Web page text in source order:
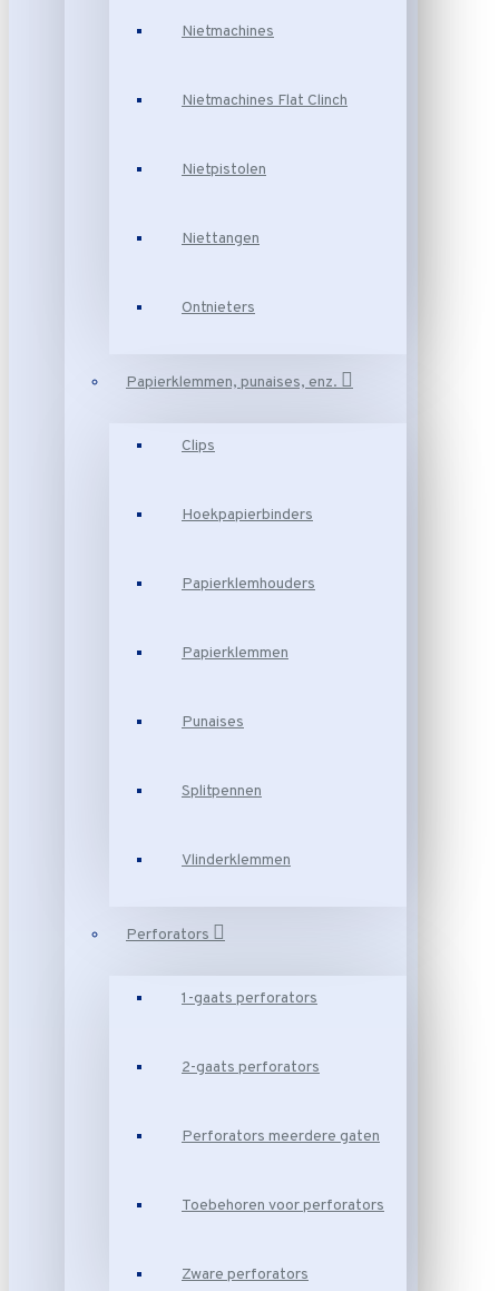
Nietmachines
Nietmachines Flat Clinch
Nietpistolen
Niettangen
Ontnieters
Papierklemmen, punaises, enz.
Clips
Hoekpapierbinders
Papierklemhouders
Papierklemmen
Punaises
Splitpennen
Vlinderklemmen
Perforators
1-gaats perforators
2-gaats perforators
Perforators meerdere gaten
Toebehoren voor perforators
Zware perforators